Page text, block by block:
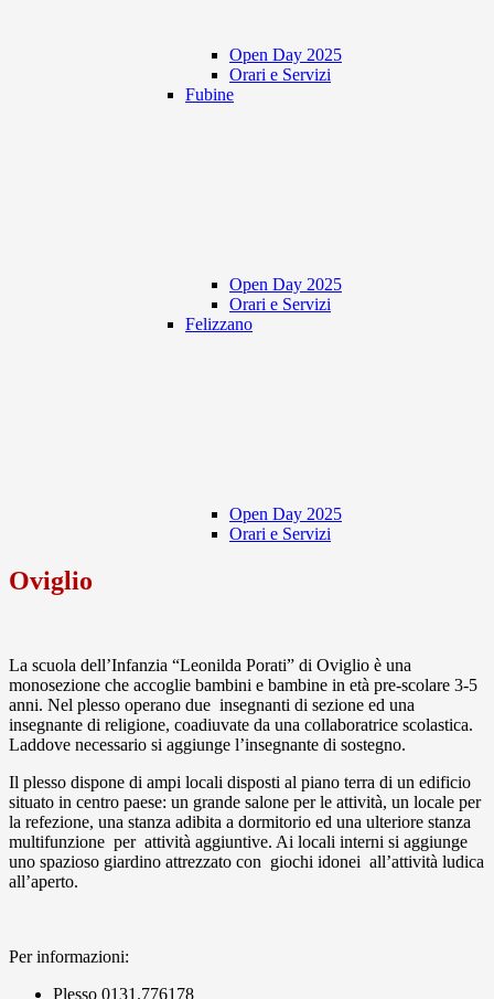
Open Day 2025
Orari e Servizi
Fubine
Open Day 2025
Orari e Servizi
Felizzano
Open Day 2025
Orari e Servizi
Oviglio
La scuola dell’Infanzia “Leonilda Porati” di Oviglio è una
monosezione che accoglie bambini e bambine in età pre-scolare 3-5
anni. Nel plesso operano due insegnanti di sezione ed una
insegnante di religione, coadiuvate da una collaboratrice scolastica.
Laddove necessario si aggiunge l’insegnante di sostegno.
Il plesso dispone di ampi locali disposti al piano terra di un edificio
situato in centro paese: un grande salone per le attività, un locale per
la refezione, una stanza adibita a dormitorio ed una ulteriore stanza
multifunzione per attività aggiuntive. Ai locali interni si aggiunge
uno spazioso giardino attrezzato con giochi idonei all’attività ludica
all’aperto.
Per informazioni:
Plesso 0131.776178